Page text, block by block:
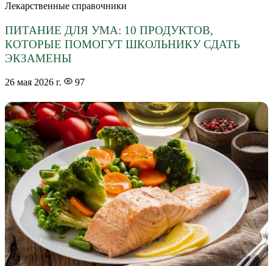
Лекарственные справочники
ПИТАНИЕ ДЛЯ УМА: 10 ПРОДУКТОВ,
КОТОРЫЕ ПОМОГУТ ШКОЛЬНИКУ СДАТЬ
ЭКЗАМЕНЫ
26 мая 2026 г. 97